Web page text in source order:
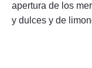
apertura de los
y dulces y de